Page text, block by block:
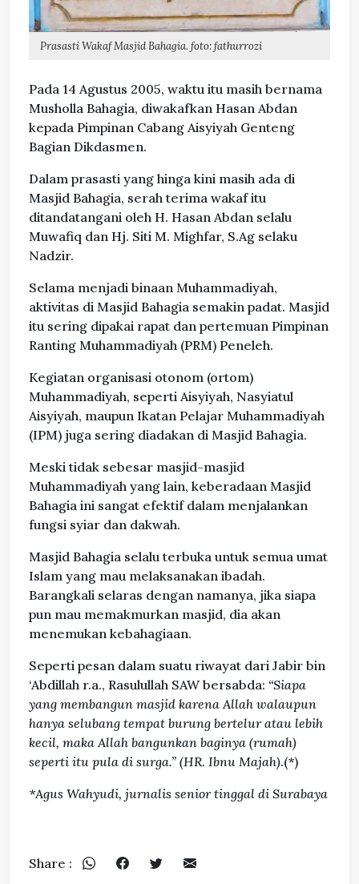
Prasasti Wakaf Masjid Bahagia. foto: fathurrozi
Pada 14 Agustus 2005, waktu itu masih bernama
Musholla Bahagia, diwakafkan Hasan Abdan
kepada Pimpinan Cabang Aisyiyah Genteng
Bagian Dikdasmen.
Dalam prasasti yang hinga kini masih ada di
Masjid Bahagia, serah terima wakaf itu
ditandatangani oleh H. Hasan Abdan selalu
Muwafiq dan Hj. Siti M. Mighfar, S.Ag selaku
Nadzir.
Selama menjadi binaan Muhammadiyah,
aktivitas di Masjid Bahagia semakin padat. Masjid
itu sering dipakai rapat dan pertemuan Pimpinan
Ranting Muhammadiyah (PRM) Peneleh.
Kegiatan organisasi otonom (ortom)
Muhammadiyah, seperti Aisyiyah, Nasyiatul
Aisyiyah, maupun Ikatan Pelajar Muhammadiyah
(IPM) juga sering diadakan di Masjid Bahagia.
Meski tidak sebesar masjid-masjid
Muhammadiyah yang lain, keberadaan Masjid
Bahagia ini sangat efektif dalam menjalankan
fungsi syiar dan dakwah.
Masjid Bahagia selalu terbuka untuk semua umat
Islam yang mau melaksanakan ibadah.
Barangkali selaras dengan namanya, jika siapa
pun mau memakmurkan masjid, dia akan
menemukan kebahagiaan.
Seperti pesan dalam suatu riwayat dari Jabir bin
‘Abdillah r.a., Rasulullah SAW bersabda: “Siapa
yang membangun masjid karena Allah walaupun
hanya selubang tempat burung bertelur atau lebih
kecil, maka Allah bangunkan baginya (rumah)
seperti itu pula di surga.” (HR. Ibnu Majah).(*)
*Agus Wahyudi, jurnalis senior tinggal di Surabaya
Share :